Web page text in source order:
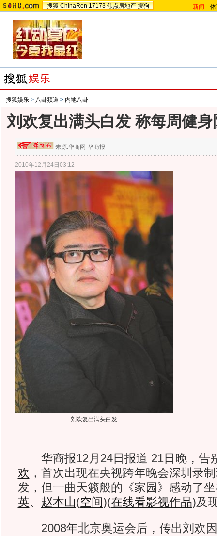
搜狐 ChinaRen 17173 焦点房地产 搜狗 新闻 -
搜狐娱乐 > 八卦频道 > 内地八卦
刘欢复出满头白发 称每周健
来源:华商网-华商报
2010年12月24日03:12
刘欢复出满头白发
华商报12月24日报道 21日晚，告
欢 ，首次出现在央视跨年晚会深圳录
发，但一曲天籁般的《家园》感动了
英、 赵本山(空间)(在线看影视作品)及
2008年北京奥运会后，传出刘欢因